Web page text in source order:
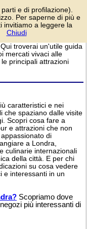
Sezione dedicata a
Londra per pianificare
al meglio il tuo viaggio
troverai un'utile guida
mercati vivaci alle
principali attrazioni
caratteristici e nei
che spaziano dalle visite
Scopri cosa fare a
e attrazioni che non
di
a Londra,
culinarie internazionali
della città. E per chi
su cosa vedere
e interessanti in un
Scopriamo dove
più interessanti di
e di profilazione).
Per saperne di più e
invitiamo a leggere la
Chiudi